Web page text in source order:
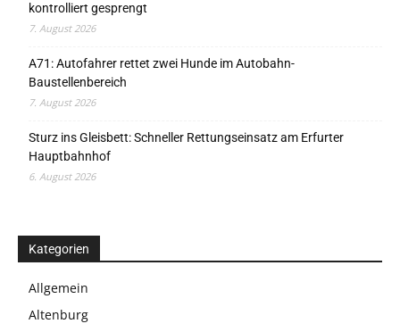
kontrolliert gesprengt
7. August 2026
A71: Autofahrer rettet zwei Hunde im Autobahn-
Baustellenbereich
7. August 2026
Sturz ins Gleisbett: Schneller Rettungseinsatz am Erfurter
Hauptbahnhof
6. August 2026
Kategorien
Allgemein
Altenburg